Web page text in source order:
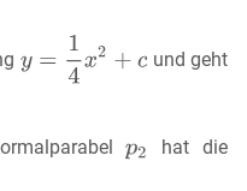
und geht
hat die